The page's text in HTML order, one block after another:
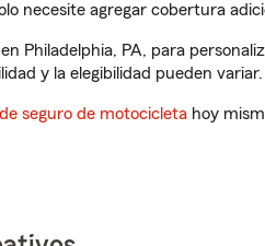
necesite agregar cobertura
Philadelphia, PA, para
y la elegibilidad pueden variar.
seguro de motocicleta hoy